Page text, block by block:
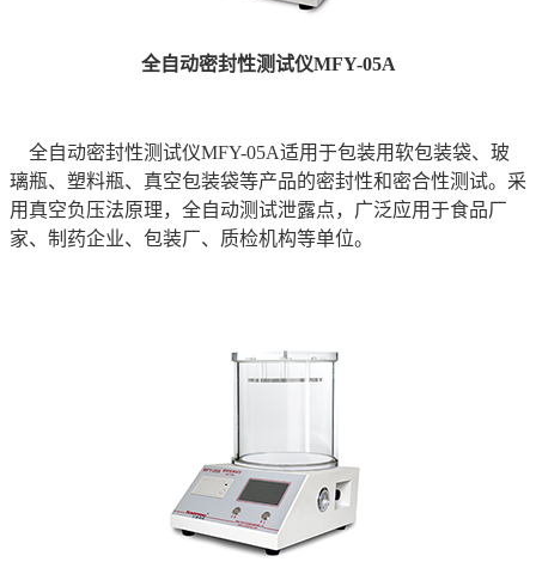
全自动密封性测试仪MFY-05A
全自动密封性测试仪MFY-05A适用于包装用软包装袋、玻
璃瓶、塑料瓶、真空包装袋等产品的密封性和密合性测试。采
用真空负压法原理，全自动测试泄露点，广泛应用于食品厂
家、制药企业、包装厂、质检机构等单位。